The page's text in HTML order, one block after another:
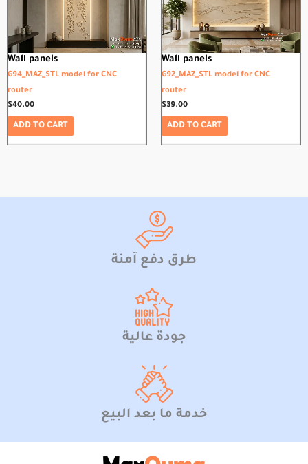
Wall panels
G94_MAZ_STL model for CNC
router
$40.00
ADD TO CART
Wall panels
G92_MAZ_STL model for CNC
router
$39.00
ADD TO CART
طرق دفع آمنة
جودة عالية
خدمة ما بعد البيع